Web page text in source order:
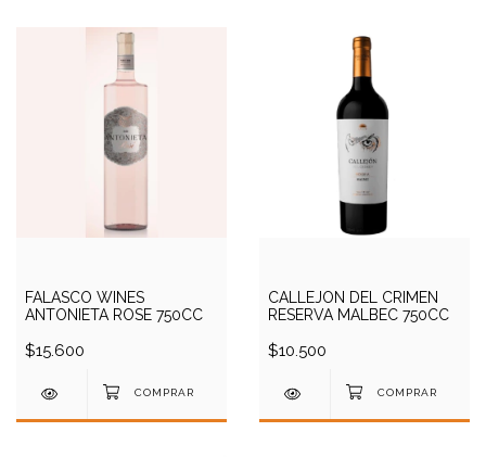
FALASCO WINES
ANTONIETA ROSE 750CC
$15.600
CALLEJON DEL CRIMEN
RESERVA MALBEC 750CC
$10.500